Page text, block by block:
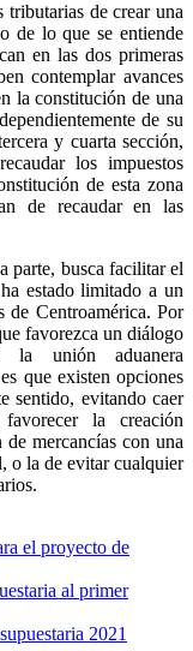
tributarias de crear una
de lo que se entiende
en las dos primeras
contemplar avances
la constitución de una
de su
y cuarta sección,
los impuestos
de esta zona
de recaudar en las
parte, busca facilitar el
estado limitado a un
de Centroamérica. Por
favorezca un diálogo
unión aduanera
que existen opciones
sentido, evitando caer
la creación
mercancías con una
o la de evitar cualquier
el proyecto de
al primer
2021